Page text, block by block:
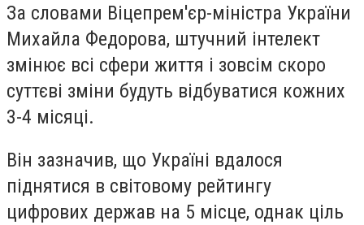
За словами Віцепрем'єр-міністра України
Михайла Федорова, штучний інтелект
змінює всі сфери життя і зовсім скоро
суттєві зміни будуть відбуватися кожних
3-4 місяці.
Він зазначив, що Україні вдалося
піднятися в світовому рейтингу
цифрових держав на 5 місце, однак ціль